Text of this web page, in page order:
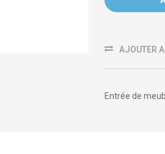
AJOUTER
Entrée de